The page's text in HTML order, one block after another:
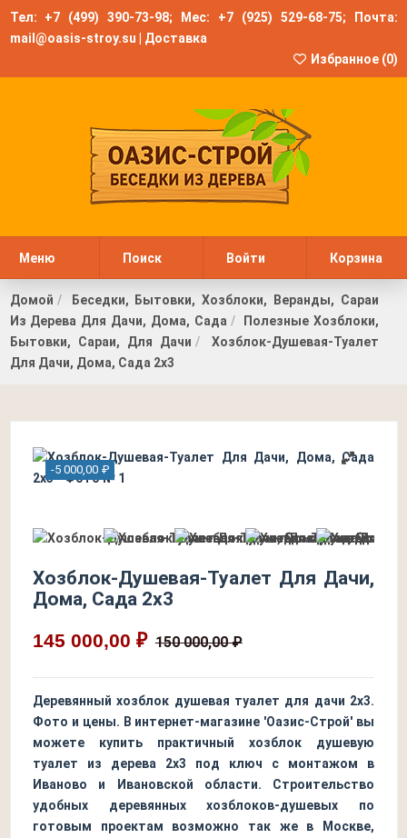
Тел: +7 (499) 390-73-98; Мес: +7 (925) 529-68-75; Почта:
mail@oasis-stroy.su
Доставка
Избранное (0)
Меню Поиск Войти Корзина
Домой
Беседки, Бытовки, Хозблоки, Веранды, Сараи
Из Дерева Для Дачи, Дома, Сада
Полезные Хозблоки,
Бытовки, Сараи, Для Дачи
Хозблок-Душевая-Туалет
Для Дачи, Дома, Сада 2х3
-5 000,00 ₽
Хозблок-Душевая-Туалет Для Дачи,
Дома, Сада 2х3
145 000,00 ₽ 150 000,00 ₽
Деревянный хозблок душевая туалет для дачи 2х3.
Фото и цены. В интернет-магазине 'Оазис-Строй' вы
можете купить практичный хозблок душевую
туалет из дерева 2х3 под ключ с монтажом в
Иваново и Ивановской области. Строительство
удобных деревянных хозблоков-душевых по
готовым проектам возможно так же в Москве,